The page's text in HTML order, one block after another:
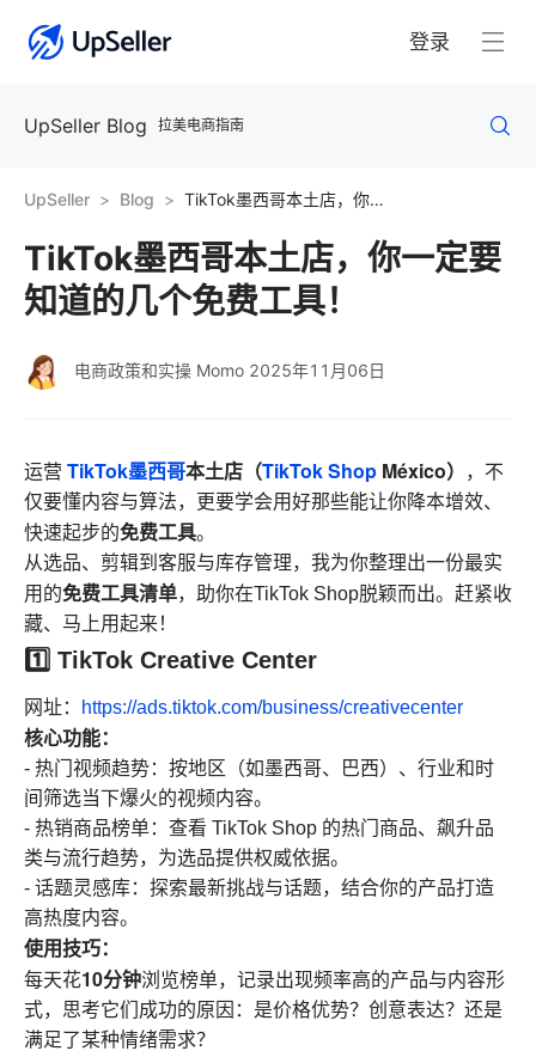
登录
UpSeller Blog 拉美电商指南
UpSeller Blog TikTok墨西哥本土店，你一定要知道的几个免费工具！
TikTok墨西哥本土店，你一定要
知道的几个免费工具！
电商政策和实操 Momo 2025年11月06日
运营 TikTok墨西哥本土店（TikTok Shop México）
，不
仅要懂内容与算法，更要学会用好那些能让你降本增效、
快速起步的免费工具。
从选品、剪辑到客服与库存管理，我为你整理出一份最实
用的免费工具清单，助你在TikTok Shop脱颖而出。赶紧收
藏、马上用起来！
1️⃣ TikTok Creative Center
网址： https://ads.tiktok.com/business/creativecenter
核心功能：
- 热门视频趋势：按地区（如墨西哥、巴西）、行业和时
间筛选当下爆火的视频内容。
- 热销商品榜单：查看 TikTok Shop 的热门商品、飙升品
类与流行趋势，为选品提供权威依据。
- 话题灵感库：探索最新挑战与话题，结合你的产品打造
高热度内容。
使用技巧：
每天花10分钟浏览榜单，记录出现频率高的产品与内容形
式，思考它们成功的原因：是价格优势？创意表达？还是
满足了某种情绪需求？